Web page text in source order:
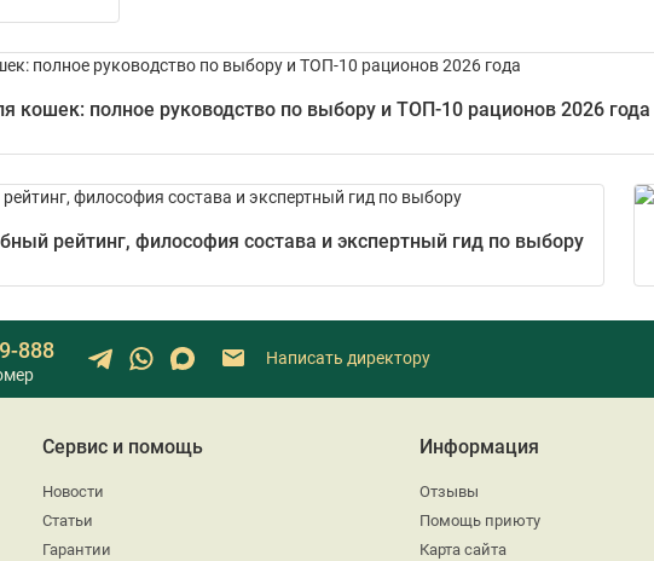
кошек: полное руководство по выбору и ТОП-10 рационов 2026 года
рейтинг, философия состава и экспертный гид по выбору
888 Написать директору
Сервис и помощь
Новости
Статьи
Гарантии
Информация
Отзывы
Помощь приюту
Карта сайта